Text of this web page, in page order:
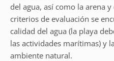
del agua, así como la arena
criterios de evaluación se
calidad del agua (la playa
las actividades marítimas) y
ambiente natural.